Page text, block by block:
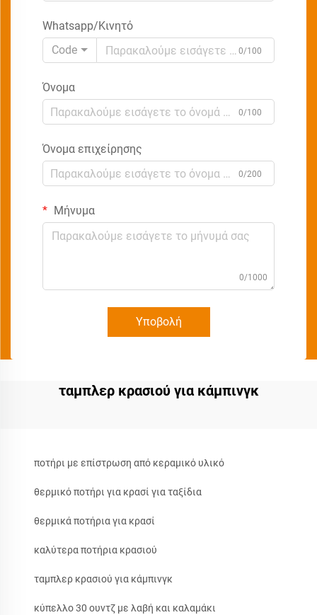
Whatsapp/Κινητό
Code
0/100
Όνομα
0/100
Όνομα επιχείρησης
0/200
Μήνυμα
0/1000
Υποβολή
ταμπλερ κρασιού για κάμπινγκ
ποτήρι με επίστρωση από κεραμικό υλικό
θερμικό ποτήρι για κρασί για ταξίδια
θερμικά ποτήρια για κρασί
καλύτερα ποτήρια κρασιού
ταμπλερ κρασιού για κάμπινγκ
κύπελλο 30 ουντζ με λαβή και καλαμάκι